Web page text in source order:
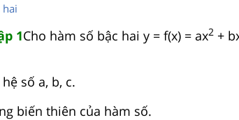
hai
1Cho hàm số bậc hai y = f(x) = ax2 +
số a, b, c.
biến thiên của hàm số.